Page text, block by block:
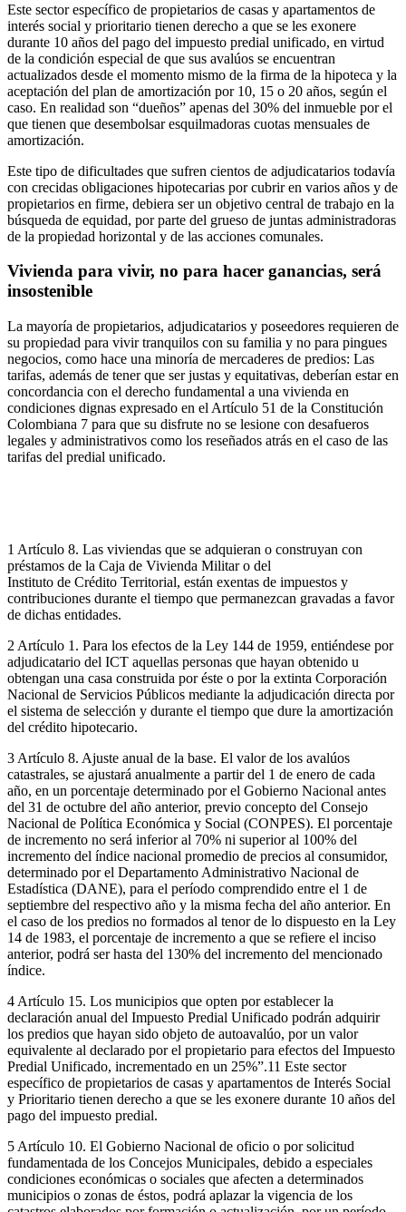
Este sector específico de propietarios de casas y apartamentos de
interés social y prioritario tienen derecho a que se les exonere
durante 10 años del pago del impuesto predial unificado, en virtud
de la condición especial de que sus avalúos se encuentran
actualizados desde el momento mismo de la firma de la hipoteca y la
aceptación del plan de amortización por 10, 15 o 20 años, según el
caso. En realidad son “dueños” apenas del 30% del inmueble por el
que tienen que desembolsar esquilmadoras cuotas mensuales de
amortización.
Este tipo de dificultades que sufren cientos de adjudicatarios todavía
con crecidas obligaciones hipotecarias por cubrir en varios años y de
propietarios en firme, debiera ser un objetivo central de trabajo en la
búsqueda de equidad, por parte del grueso de juntas administradoras
de la propiedad horizontal y de las acciones comunales.
Vivienda para vivir, no para hacer ganancias, será
insostenible
La mayoría de propietarios, adjudicatarios y poseedores requieren de
su propiedad para vivir tranquilos con su familia y no para pingues
negocios, como hace una minoría de mercaderes de predios: Las
tarifas, además de tener que ser justas y equitativas, deberían estar en
concordancia con el derecho fundamental a una vivienda en
condiciones dignas expresado en el Artículo 51 de la Constitución
Colombiana 7 para que su disfrute no se lesione con desafueros
legales y administrativos como los reseñados atrás en el caso de las
tarifas del predial unificado.
1 Artículo 8. Las viviendas que se adquieran o construyan con
préstamos de la Caja de Vivienda Militar o del
Instituto de Crédito Territorial, están exentas de impuestos y
contribuciones durante el tiempo que permanezcan gravadas a favor
de dichas entidades.
2 Artículo 1. Para los efectos de la Ley 144 de 1959, entiéndese por
adjudicatario del ICT aquellas personas que hayan obtenido u
obtengan una casa construida por éste o por la extinta Corporación
Nacional de Servicios Públicos mediante la adjudicación directa por
el sistema de selección y durante el tiempo que dure la amortización
del crédito hipotecario.
3 Artículo 8. Ajuste anual de la base. El valor de los avalúos
catastrales, se ajustará anualmente a partir del 1 de enero de cada
año, en un porcentaje determinado por el Gobierno Nacional antes
del 31 de octubre del año anterior, previo concepto del Consejo
Nacional de Política Económica y Social (CONPES). El porcentaje
de incremento no será inferior al 70% ni superior al 100% del
incremento del índice nacional promedio de precios al consumidor,
determinado por el Departamento Administrativo Nacional de
Estadística (DANE), para el período comprendido entre el 1 de
septiembre del respectivo año y la misma fecha del año anterior. En
el caso de los predios no formados al tenor de lo dispuesto en la Ley
14 de 1983, el porcentaje de incremento a que se refiere el inciso
anterior, podrá ser hasta del 130% del incremento del mencionado
índice.
4 Artículo 15. Los municipios que opten por establecer la
declaración anual del Impuesto Predial Unificado podrán adquirir
los predios que hayan sido objeto de autoavalúo, por un valor
equivalente al declarado por el propietario para efectos del Impuesto
Predial Unificado, incrementado en un 25%”.11 Este sector
específico de propietarios de casas y apartamentos de Interés Social
y Prioritario tienen derecho a que se les exonere durante 10 años del
pago del impuesto predial.
5 Artículo 10. El Gobierno Nacional de oficio o por solicitud
fundamentada de los Concejos Municipales, debido a especiales
condiciones económicas o sociales que afecten a determinados
municipios o zonas de éstos, podrá aplazar la vigencia de los